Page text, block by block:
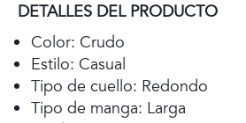
DETALLES DEL PRODUCTO
Color: Crudo
Estilo: Casual
Tipo de cuello: Redondo
Tipo de manga: Larga